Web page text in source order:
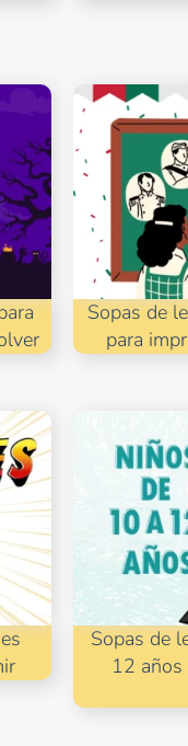
Sopas de
para
Sopas de
12